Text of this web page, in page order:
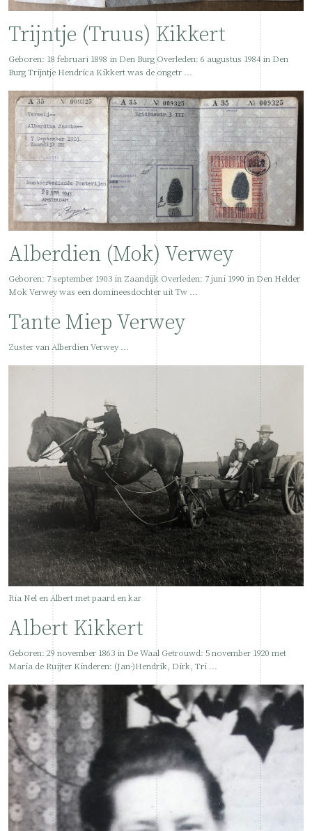
Trijntje (Truus) Kikkert
Geboren: 18 februari 1898 in Den Burg Overleden: 6 augustus 1984 in Den
Burg Trijntje Hendrica Kikkert was de ongetr ...
Alberdien (Mok) Verwey
Geboren: 7 september 1903 in Zaandijk Overleden: 7 juni 1990 in Den Helder
Mok Verwey was een domineesdochter uit Tw ...
Tante Miep Verwey
Zuster van Alberdien Verwey ...
Ria Nel en Albert met paard en kar
Albert Kikkert
Geboren: 29 november 1863 in De Waal Getrouwd: 5 november 1920 met
Maria de Ruijter Kinderen: (Jan-)Hendrik, Dirk, Tri ...